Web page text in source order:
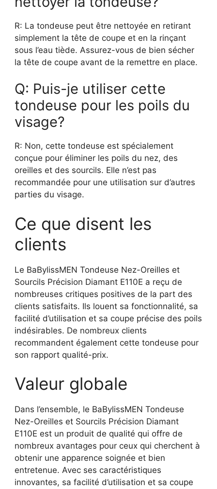
R: La tondeuse peut être nettoyée en retirant
simplement la tête de coupe et en la rinçant
sous l’eau tiède. Assurez-vous de bien sécher
la tête de coupe avant de la remettre en place.
Q: Puis-je utiliser cette
tondeuse pour les poils du
visage?
R: Non, cette tondeuse est spécialement
conçue pour éliminer les poils du nez, des
oreilles et des sourcils. Elle n’est pas
recommandée pour une utilisation sur d’autres
parties du visage.
Ce que disent les
clients
Le BaBylissMEN Tondeuse Nez-Oreilles et
Sourcils Précision Diamant E110E a reçu de
nombreuses critiques positives de la part des
clients satisfaits. Ils louent sa fonctionnalité, sa
facilité d’utilisation et sa coupe précise des poils
indésirables. De nombreux clients
recommandent également cette tondeuse pour
son rapport qualité-prix.
Valeur globale
Dans l’ensemble, le BaBylissMEN Tondeuse
Nez-Oreilles et Sourcils Précision Diamant
E110E est un produit de qualité qui offre de
nombreux avantages pour ceux qui cherchent à
obtenir une apparence soignée et bien
entretenue. Avec ses caractéristiques
innovantes, sa facilité d’utilisation et sa coupe